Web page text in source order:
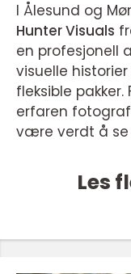
I Ålesund og
Hunter Visuals
en profesjonell
visuelle
fleksible
erfaren
være verdt å se
Les